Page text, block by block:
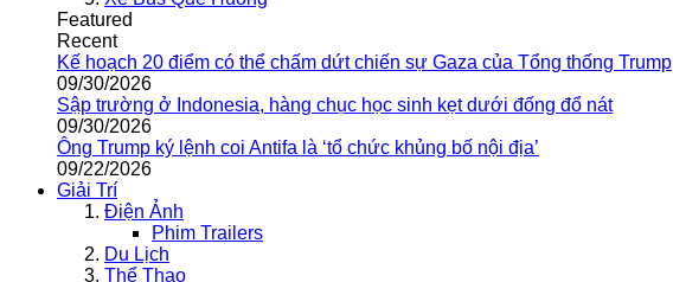
Featured
Recent
Kế hoạch 20 điểm có thể chấm dứt chiến sự Gaza của Tổng thống Trump
09/30/2026
Sập trường ở Indonesia, hàng chục học sinh kẹt dưới đống đổ nát
09/30/2026
Ông Trump ký lệnh coi Antifa là ‘tổ chức khủng bố nội địa’
09/22/2026
Giải Trí
Điện Ảnh
Phim Trailers
Du Lịch
Thể Thao